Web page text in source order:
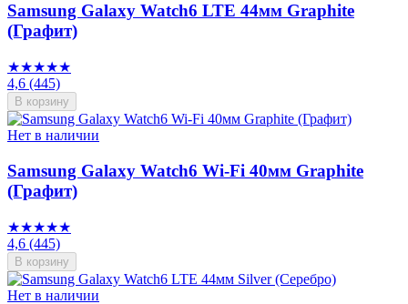
Samsung Galaxy Watch6 LTE 44мм Graphite
(Графит)
★★★★★
4,6 (445)
В корзину
Нет в наличии
Samsung Galaxy Watch6 Wi-Fi 40мм Graphite
(Графит)
★★★★★
4,6 (445)
В корзину
Нет в наличии